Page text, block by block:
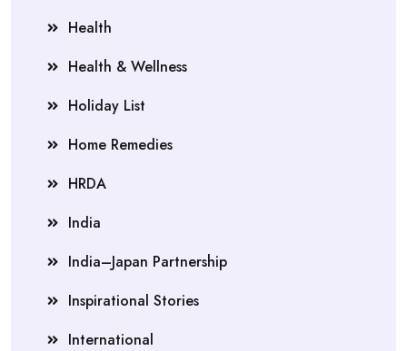
Health
Health & Wellness
Holiday List
Home Remedies
HRDA
India
India–Japan Partnership
Inspirational Stories
International